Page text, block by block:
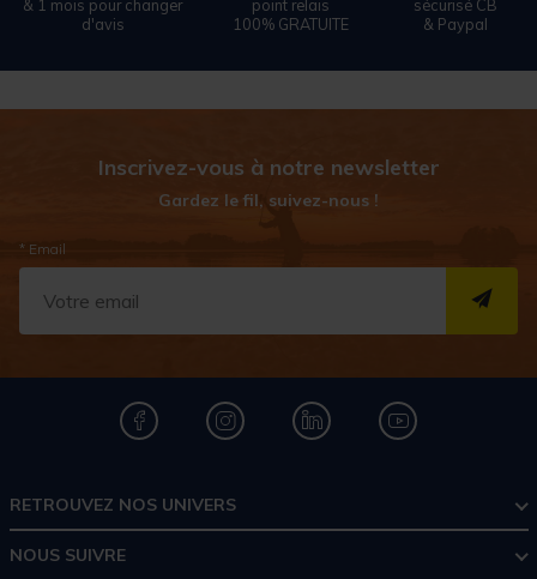
& 1 mois pour changer
d'avis
point relais
100% GRATUITE
sécurisé CB
& Paypal
Inscrivez-vous à notre newsletter
Gardez le fil, suivez-nous !
* Email
RETROUVEZ NOS UNIVERS
NOUS SUIVRE